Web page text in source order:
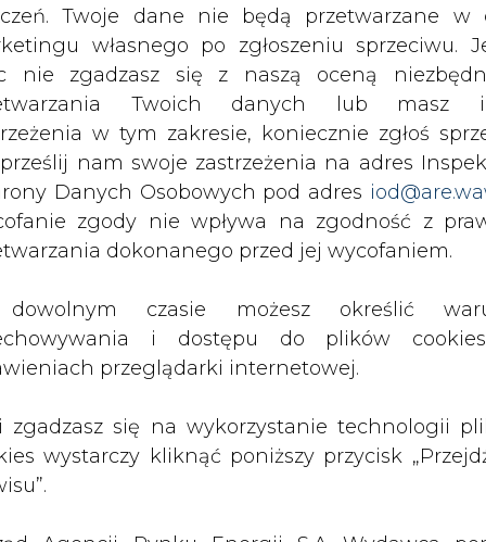
Twoje dane nie będą przetwarzane w
własnego po zgłoszeniu sprzeciwu.
nie zgadzasz się z naszą oceną
Twoich danych lub masz
w tym zakresie, koniecznie zgłoś
prześlij nam swoje zastrzeżenia na adres
Danych Osobowych pod adres
zgody nie wpływa na zgodność z
dokonanego przed jej wycofaniem.
czasie możesz określić
i dostępu do plików
przeglądarki internetowej.
zgadzasz się na wykorzystanie technologii
wystarczy kliknąć poniższy przycisk
PODPIS
Przesłanie komentarza oznacza akceptację zasad korzystania
wyślij